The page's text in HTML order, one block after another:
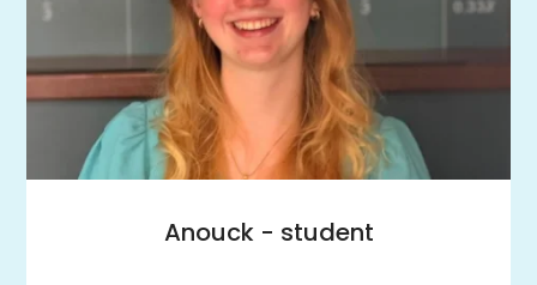
Anouck - student